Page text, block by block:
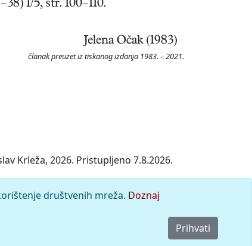
1/5, str. 100–110.
Jelena Očak (1983)
članak preuzet iz tiskanog izdanja 1983. – 2021.
Krleža, 2026. Pristupljeno 7.8.2026.
društvenih mreža. Doznaj
Prihvati